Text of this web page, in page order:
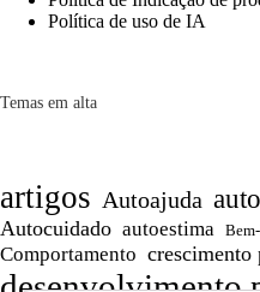
Política de uso de IA
Temas em alta
artigos Autoajuda
Autocuidado autoestima
Comportamento crescimento